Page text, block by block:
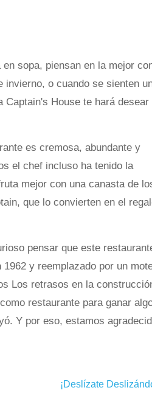
sopa, piensan en la mejor
invierno, o cuando se sienten
Captain's House te hará desear
es cremosa, abundante y
el chef incluso ha tenido la
mejor con una canasta de
que lo convierten en el
pensar que este
y reemplazado por un
Los retrasos en la
restaurante para ganar
Y por eso, estamos
¡Deslízate